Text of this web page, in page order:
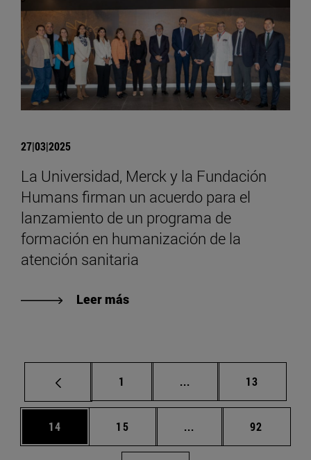
27|03|2025
La Universidad, Merck y la Fundación
Humans firman un acuerdo para el
lanzamiento de un programa de
formación en humanización de la
atención sanitaria
Leer más
Página
1 ... Páginas intermedias
Página
13
Página
14 Página
15 ... Páginas intermedias
Página
92